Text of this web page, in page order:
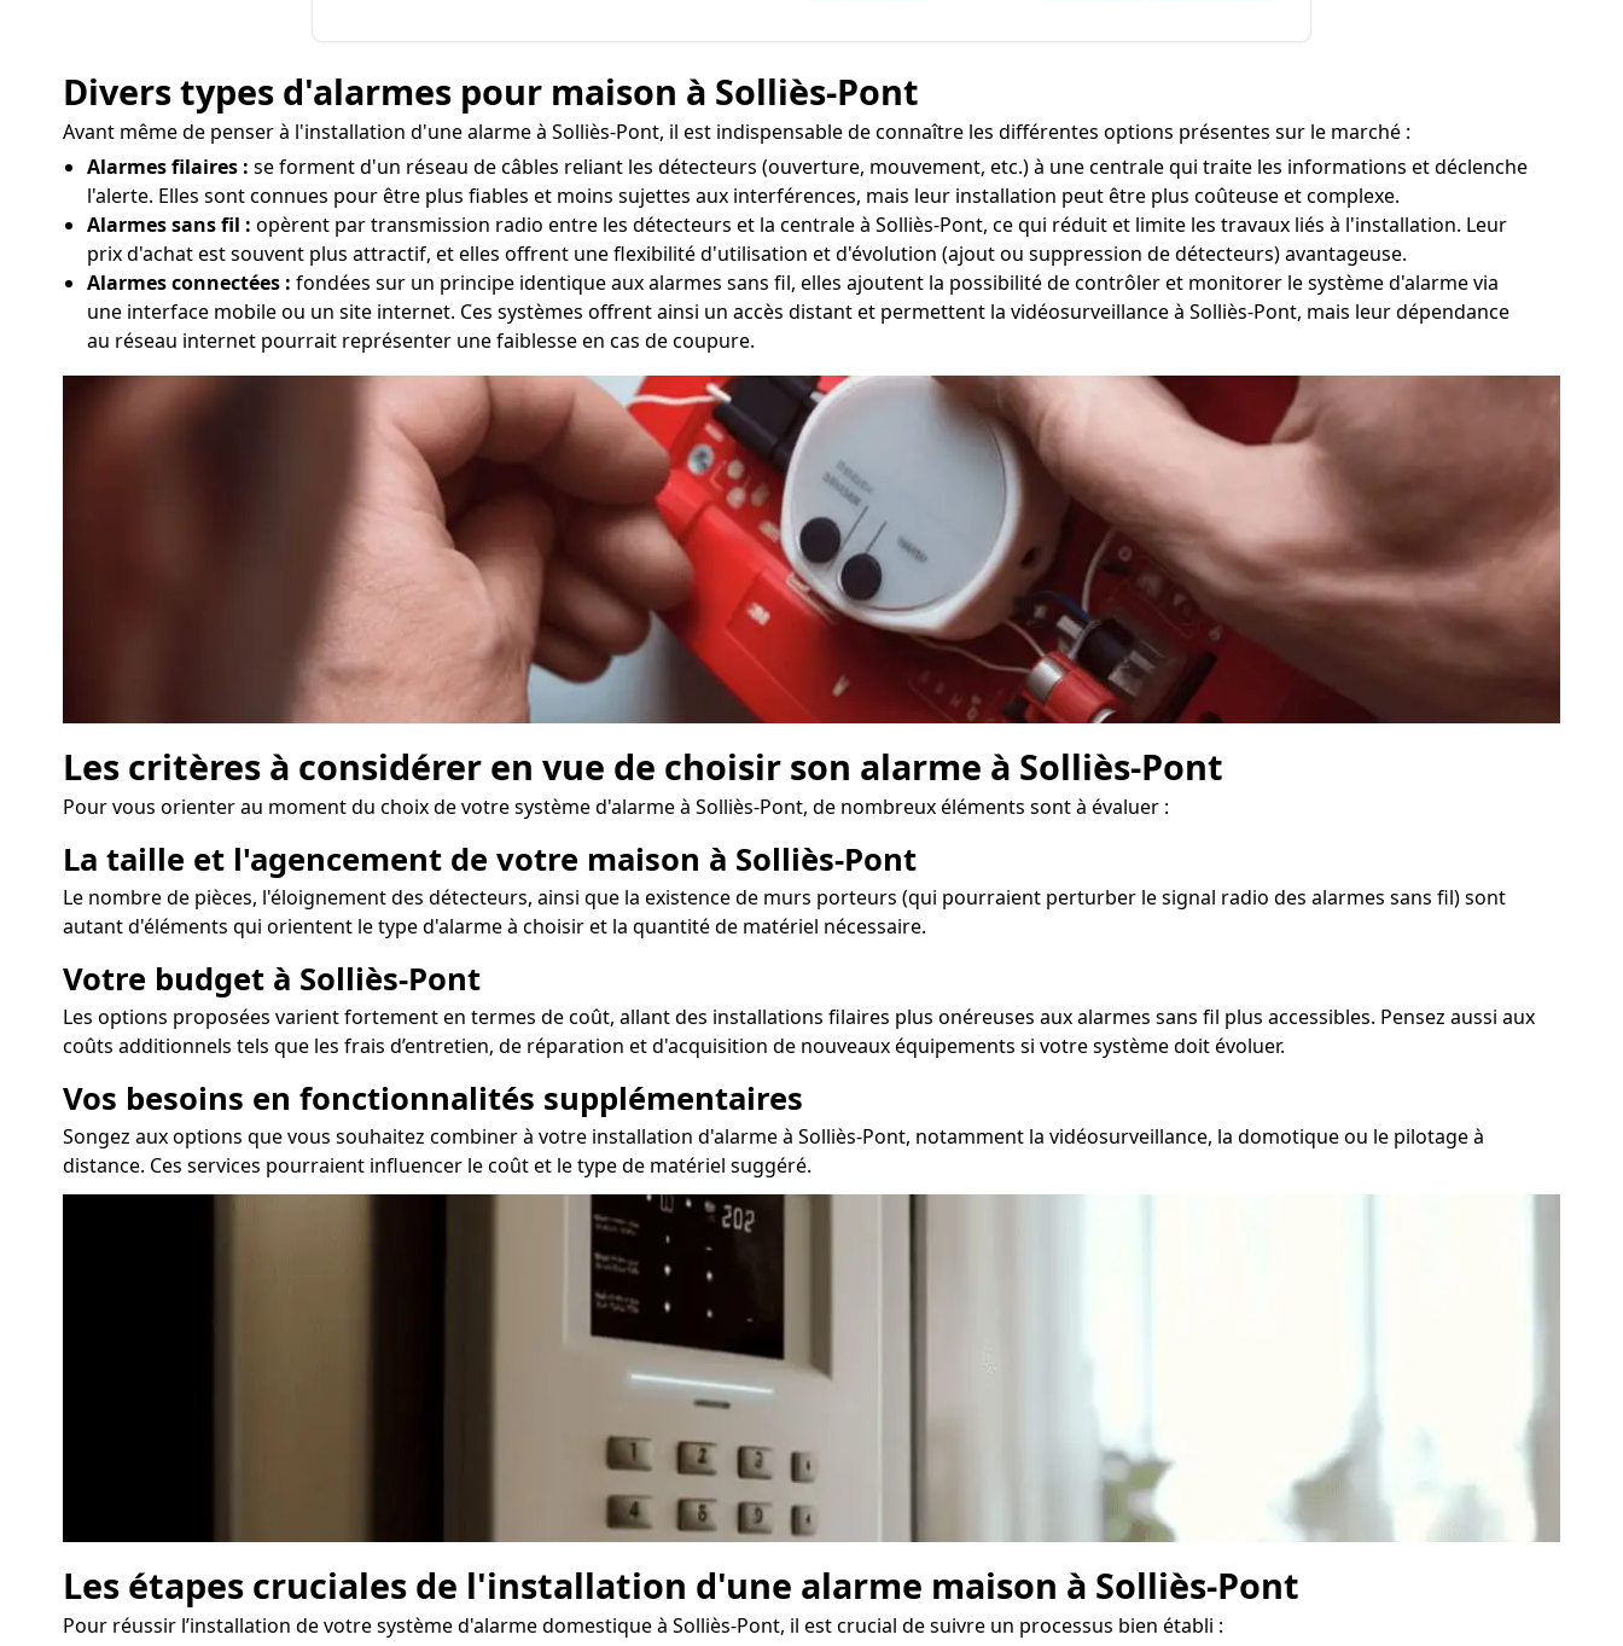
Divers types d'alarmes pour maison à Solliès-Pont
Avant même de penser à l'installation d'une alarme à Solliès-Pont, il est indispensable de connaître les différentes options présentes sur le marché :
Alarmes filaires : se forment d'un réseau de câbles reliant les détecteurs (ouverture, mouvement, etc.) à une centrale qui traite les informations et déclenche
l'alerte. Elles sont connues pour être plus fiables et moins sujettes aux interférences, mais leur installation peut être plus coûteuse et complexe.
Alarmes sans fil : opèrent par transmission radio entre les détecteurs et la centrale à Solliès-Pont, ce qui réduit et limite les travaux liés à l'installation. Leur
prix d'achat est souvent plus attractif, et elles offrent une flexibilité d'utilisation et d'évolution (ajout ou suppression de détecteurs) avantageuse.
Alarmes connectées : fondées sur un principe identique aux alarmes sans fil, elles ajoutent la possibilité de contrôler et monitorer le système d'alarme via
une interface mobile ou un site internet. Ces systèmes offrent ainsi un accès distant et permettent la vidéosurveillance à Solliès-Pont, mais leur dépendance
au réseau internet pourrait représenter une faiblesse en cas de coupure.
Les critères à considérer en vue de choisir son alarme à Solliès-Pont
Pour vous orienter au moment du choix de votre système d'alarme à Solliès-Pont, de nombreux éléments sont à évaluer :
La taille et l'agencement de votre maison à Solliès-Pont
Le nombre de pièces, l'éloignement des détecteurs, ainsi que la existence de murs porteurs (qui pourraient perturber le signal radio des alarmes sans fil) sont
autant d'éléments qui orientent le type d'alarme à choisir et la quantité de matériel nécessaire.
Votre budget à Solliès-Pont
Les options proposées varient fortement en termes de coût, allant des installations filaires plus onéreuses aux alarmes sans fil plus accessibles. Pensez aussi aux
coûts additionnels tels que les frais d’entretien, de réparation et d'acquisition de nouveaux équipements si votre système doit évoluer.
Vos besoins en fonctionnalités supplémentaires
Songez aux options que vous souhaitez combiner à votre installation d'alarme à Solliès-Pont, notamment la vidéosurveillance, la domotique ou le pilotage à
distance. Ces services pourraient influencer le coût et le type de matériel suggéré.
Les étapes cruciales de l'installation d'une alarme maison à Solliès-Pont
Pour réussir l’installation de votre système d'alarme domestique à Solliès-Pont, il est crucial de suivre un processus bien établi :